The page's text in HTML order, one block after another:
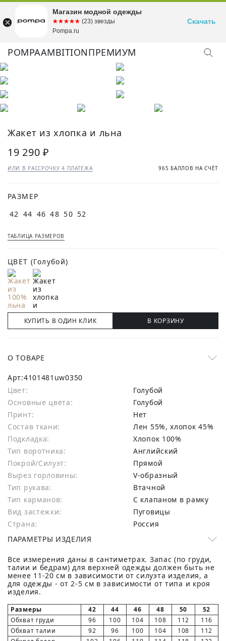
POMPAAMBITIONПРЕМИУМ
КУПИТЬ ОБРАЗ
Жакет из хлопка и льна
19 290 ₽
ИЛИ В РАССРОЧКУ 4 ПЛАТЕЖА 965 БАЛЛОВ НА СЧЁТ
РАЗМЕР
42 44 46 48 50 52
ТАБЛИЦА РАЗМЕРОВ
ЦВЕТ (Голубой)
КУПИТЬ В ОДИН КЛИК В КОРЗИНУ
О ТОВАРЕ
Арт:4101481uw0350
Цвет:
Голубой
Основные цвета:
голубой
Принт:
Нет
Состав ткани:
лен 55%, хлопок 45%
Подкладка:
Хлопок 100%
Тип воротника:
Английский
Покрой/Силуэт:
Прямой
Вырез горловины:
V-образный
Тип рукава:
Втачной
Тип карманов:
С клапаном в рамку
Вид застежки:
Пуговицы
Страна:
Россия
ПАРАМЕТРЫ ИЗДЕЛИЯ
Все измерения даны в сантиметрах. Запас (по груди,
талии и бедрам) для верхней одежды должен быть не
менее 11-20 см в зависимости от силуэта изделия, а
для одежды - от 2-5 см в зависимости от типа и кроя
изделия.
Размеры 42 44 46 48 50
52
Обхват груди
96 100 104 108 112
116
Обхват талии
92 96 100 104 108
112
Магазин модной одежды
☆☆☆☆☆
★★★★★ (23) звезды
Pompa.ru
Скачать